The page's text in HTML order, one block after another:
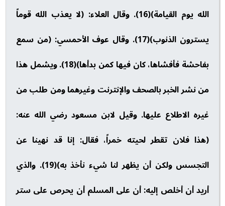
الله يوم القيامة)(16). وقال العلاء: (لا يعذب الله قوماً
يسترون الذنوب)(17). وقال عوف الأحمسي: (من سمع
بفاحشة فأفشاها، كان فيها كمن بدأها)(18). ويشمل هذا
من نشر الخبر بالصحف والإنترنت وغيرهما ومن طلب من
غيره الاطلاع عليها. وقيل لابن مسعود رضي الله عنه:
(هذا فلان تقطر لحيته خمراً، فقال: إنا قد نهينا عن
التجسس ولكن أن يظهر لنا شيء نأخذ به)(19). والذي
أريد أن أخلص إليه: أن على المسلم أن يحرص على ستر